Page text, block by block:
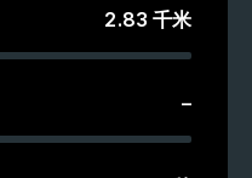
2.83 千米
–